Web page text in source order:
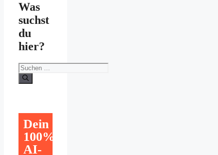
Was
suchst
du
hier?
Suchen
nach:
Dein
100%
AI-